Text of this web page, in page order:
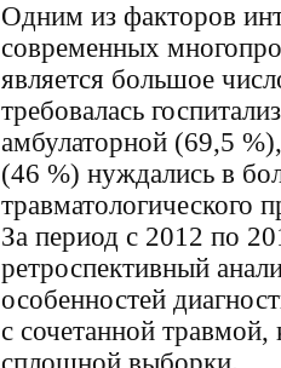
Одним из факторов
современных
является большое
требовалась
амбулаторной (69,5
(46 %) нуждались в
травматологического
За период c 2012 по
ретроспективный
особенностей
с сочетанной